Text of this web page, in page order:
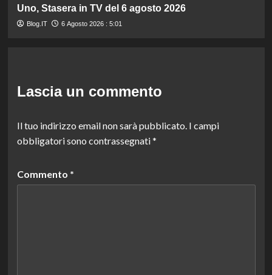
Uno, Stasera in TV del 6 agosto 2026
Blog.IT 6 Agosto 2026 : 5:01
Lascia un commento
Il tuo indirizzo email non sarà pubblicato. I campi
obbligatori sono contrassegnati*
Commento *